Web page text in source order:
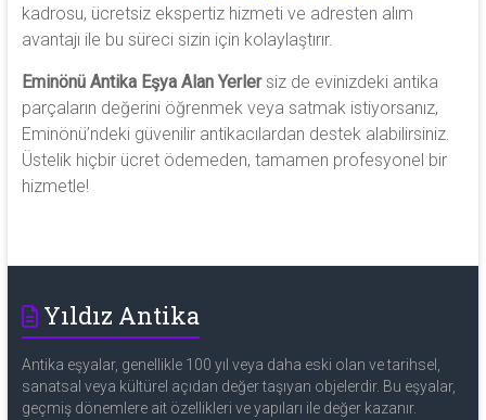
kadrosu, ücretsiz ekspertiz hizmeti ve adresten alım
avantajı ile bu süreci sizin için kolaylaştırır.
Eminönü Antika Eşya Alan Yerlersiz de evinizdeki antika
parçaların değerini öğrenmek veya satmak istiyorsanız,
Eminönü’ndeki güvenilir antikacılardan destek alabilirsiniz.
Üstelik hiçbir ücret ödemeden, tamamen profesyonel bir
hizmetle!
Yıldız Antika
Antika eşyalar, genellikle 100 yıl veya daha eski olan ve tarihsel,
sanatsal veya kültürel açıdan değer taşıyan objelerdir. Bu eşyalar,
geçmiş dönemlere ait özellikleri ve yapıları ile değer kazanır.